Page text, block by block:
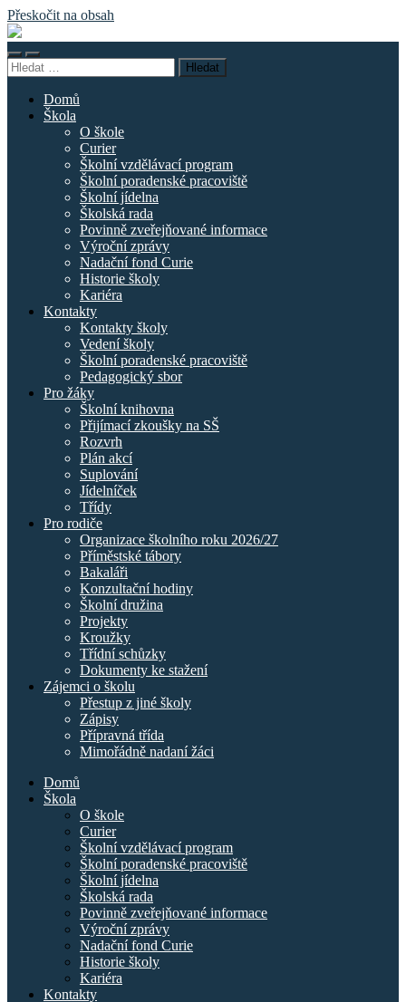
Přeskočit na obsah
Základní
škola
náměstí
Curieových
Přepnout
mobilní
Přepnout
vyhledávací
Vyhledávání
Domů
Škola
O škole
Curier
Školní vzdělávací program
Školní poradenské pracoviště
Školní jídelna
Školská rada
Povinně zveřejňované informace
Výroční zprávy
Nadační fond Curie
Historie školy
Kariéra
Kontakty
Kontakty školy
Vedení školy
Školní poradenské pracoviště
Pedagogický sbor
Pro žáky
Školní knihovna
Přijímací zkoušky na SŠ
Rozvrh
Plán akcí
Suplování
Jídelníček
Třídy
Pro rodiče
Organizace školního roku 2026/27
Příměstské tábory
Bakaláři
Konzultační hodiny
Školní družina
Projekty
Kroužky
Třídní schůzky
Dokumenty ke stažení
Zájemci o školu
Přestup z jiné školy
Zápisy
Přípravná třída
Mimořádně nadaní žáci
Domů
Škola
O škole
Curier
Školní vzdělávací program
Školní poradenské pracoviště
Školní jídelna
Školská rada
Povinně zveřejňované informace
Výroční zprávy
Nadační fond Curie
Historie školy
Kariéra
Kontakty